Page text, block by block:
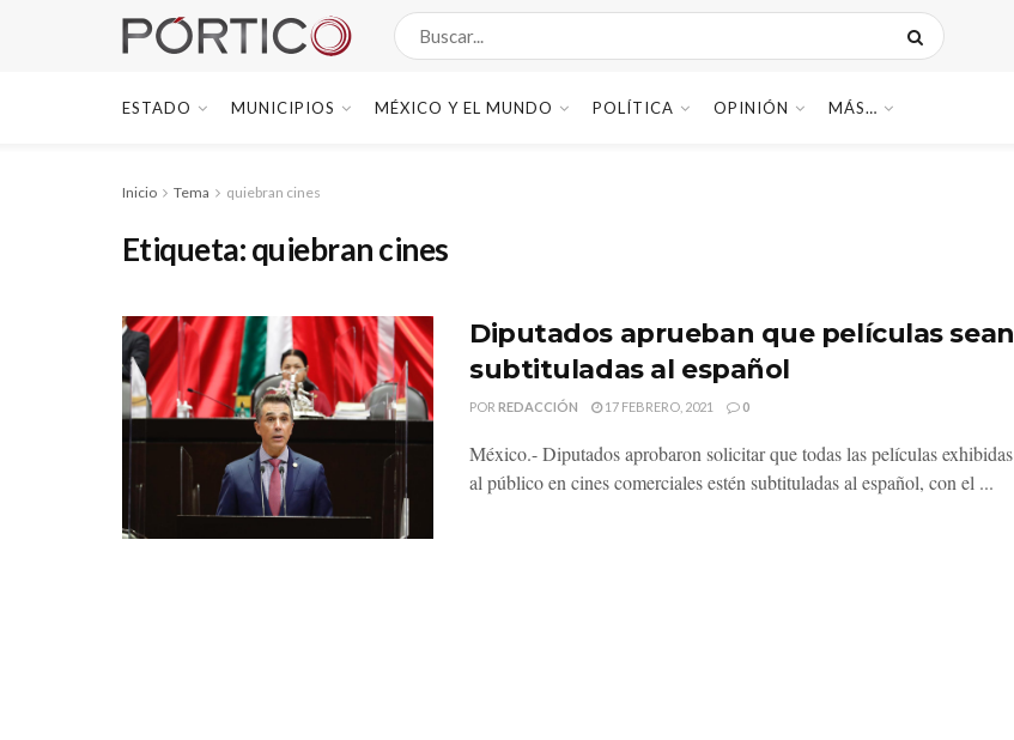
ESTADO MUNICIPIOS MÉXICO Y EL MUNDO POLÍTICA OPINIÓN MÁS…
Inicio Tema quiebran cines
Etiqueta:quiebran cines
Diputados aprueban que películas sean
subtituladas al español
POR REDACCIÓN 17 FEBRERO, 2021 0
México.- Diputados aprobaron solicitar que todas las películas exhibidas
al público en cines comerciales estén subtituladas al español, con el ...